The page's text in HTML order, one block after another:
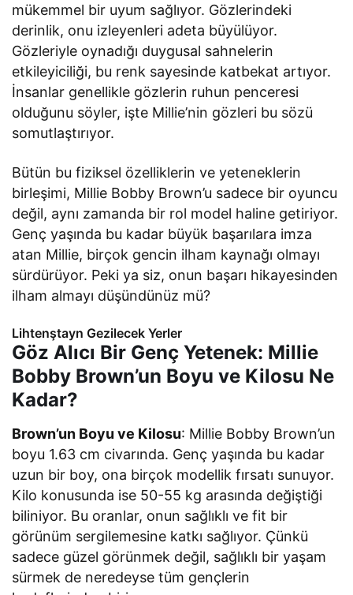
mükemmel bir uyum sağlıyor. Gözlerindeki
derinlik, onu izleyenleri adeta büyülüyor.
Gözleriyle oynadığı duygusal sahnelerin
etkileyiciliği, bu renk sayesinde katbekat artıyor.
İnsanlar genellikle gözlerin ruhun penceresi
olduğunu söyler, işte Millie’nin gözleri bu sözü
somutlaştırıyor.
Bütün bu fiziksel özelliklerin ve yeteneklerin
birleşimi, Millie Bobby Brown’u sadece bir oyuncu
değil, aynı zamanda bir rol model haline getiriyor.
Genç yaşında bu kadar büyük başarılara imza
atan Millie, birçok gencin ilham kaynağı olmayı
sürdürüyor. Peki ya siz, onun başarı hikayesinden
ilham almayı düşündünüz mü?
Lihtenştayn Gezilecek Yerler
Göz Alıcı Bir Genç Yetenek: Millie
Bobby Brown’un Boyu ve Kilosu Ne
Kadar?
Brown’un Boyu ve Kilosu: Millie Bobby Brown’un
boyu 1.63 cm civarında. Genç yaşında bu kadar
uzun bir boy, ona birçok modellik fırsatı sunuyor.
Kilo konusunda ise 50-55 kg arasında değiştiği
biliniyor. Bu oranlar, onun sağlıklı ve fit bir
görünüm sergilemesine katkı sağlıyor. Çünkü
sadece güzel görünmek değil, sağlıklı bir yaşam
sürmek de neredeyse tüm gençlerin